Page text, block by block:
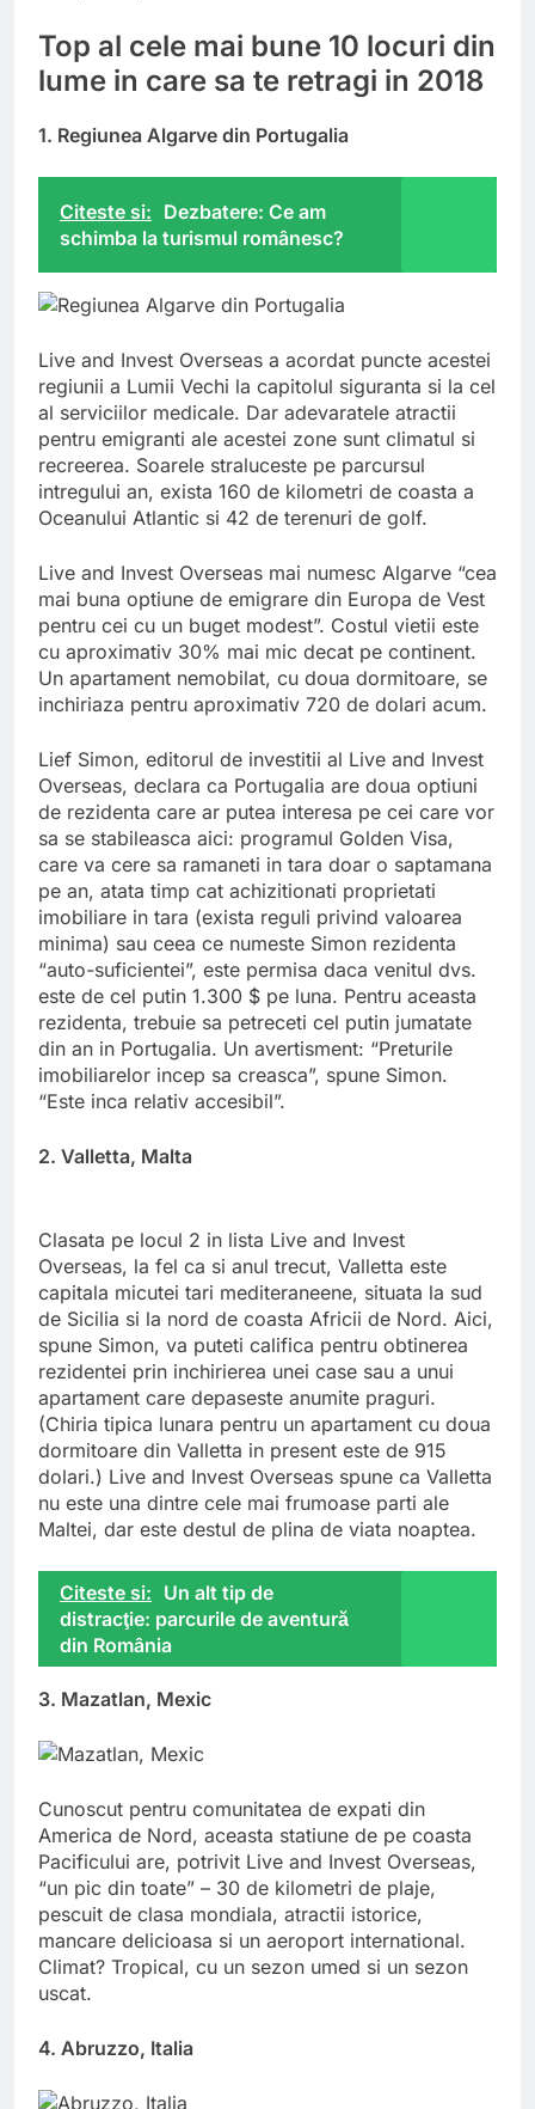
Top al cele mai bune 10 locuri din
lume in care sa te retragi in 2018
1. Regiunea Algarve din Portugalia
Citeste si: Dezbatere: Ce am
schimba la turismul românesc?
Live and Invest Overseas a acordat puncte acestei
regiunii a Lumii Vechi la capitolul siguranta si la cel
al serviciilor medicale. Dar adevaratele atractii
pentru emigranti ale acestei zone sunt climatul si
recreerea. Soarele straluceste pe parcursul
intregului an, exista 160 de kilometri de coasta a
Oceanului Atlantic si 42 de terenuri de golf.
Live and Invest Overseas mai numesc Algarve “cea
mai buna optiune de emigrare din Europa de Vest
pentru cei cu un buget modest”. Costul vietii este
cu aproximativ 30% mai mic decat pe continent.
Un apartament nemobilat, cu doua dormitoare, se
inchiriaza pentru aproximativ 720 de dolari acum.
Lief Simon, editorul de investitii al Live and Invest
Overseas, declara ca Portugalia are doua optiuni
de rezidenta care ar putea interesa pe cei care vor
sa se stabileasca aici: programul Golden Visa,
care va cere sa ramaneti in tara doar o saptamana
pe an, atata timp cat achizitionati proprietati
imobiliare in tara (exista reguli privind valoarea
minima) sau ceea ce numeste Simon rezidenta
“auto-suficientei”, este permisa daca venitul dvs.
este de cel putin 1.300 $ pe luna. Pentru aceasta
rezidenta, trebuie sa petreceti cel putin jumatate
din an in Portugalia. Un avertisment: “Preturile
imobiliarelor incep sa creasca”, spune Simon.
“Este inca relativ accesibil”.
2. Valletta, Malta
Clasata pe locul 2 in lista Live and Invest
Overseas, la fel ca si anul trecut, Valletta este
capitala micutei tari mediteraneene, situata la sud
de Sicilia si la nord de coasta Africii de Nord. Aici,
spune Simon, va puteti califica pentru obtinerea
rezidentei prin inchirierea unei case sau a unui
apartament care depaseste anumite praguri.
(Chiria tipica lunara pentru un apartament cu doua
dormitoare din Valletta in present este de 915
dolari.) Live and Invest Overseas spune ca Valletta
nu este una dintre cele mai frumoase parti ale
Maltei, dar este destul de plina de viata noaptea.
Citeste si: Un alt tip de
distracţie: parcurile de aventură
din România
3. Mazatlan, Mexic
Cunoscut pentru comunitatea de expati din
America de Nord, aceasta statiune de pe coasta
Pacificului are, potrivit Live and Invest Overseas,
“un pic din toate” – 30 de kilometri de plaje,
pescuit de clasa mondiala, atractii istorice,
mancare delicioasa si un aeroport international.
Climat? Tropical, cu un sezon umed si un sezon
uscat.
4. Abruzzo, Italia